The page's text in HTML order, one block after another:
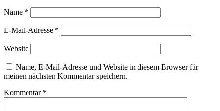
Name *
E-Mail-Adresse *
Website
Name, E-Mail-Adresse und Website in diesem Browser für
meinen nächsten Kommentar speichern.
Kommentar *